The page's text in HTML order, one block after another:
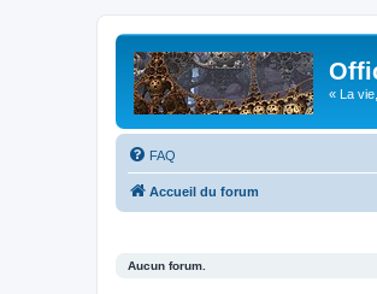
« La
FAQ
Accueil du forum
Aucun forum.